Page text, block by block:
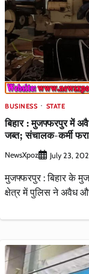
BUSINESS STATE
बिहार : मुजफ्फरपुर में
जब्त; संचालक-कर्मी
NewsXpoz July 23,
मुजफ्फरपुर : बिहार के
क्षेत्र में पुलिस ने अवैध